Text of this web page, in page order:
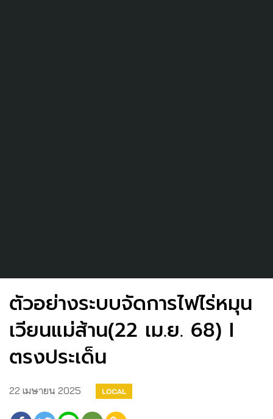
ตัวอย่างระบบจัดการไฟไร่หมุน
เวียนแม่ส้าน(22 เม.ย. 68) I
ตรงประเด็น
22 เมษายน 2025 LOCAL